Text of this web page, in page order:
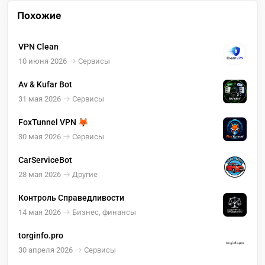
Похожие
VPN Clean
10 июня 2026 Сервисы
Av & Kufar Bot
31 мая 2026 Сервисы
FoxTunnel VPN 🦊
30 мая 2026 Сервисы
CarServiceBot
28 мая 2026 Другие
Контроль Справедливости
14 мая 2026 Бизнес, финансы
torginfo.pro
30 апреля 2026 Сервисы